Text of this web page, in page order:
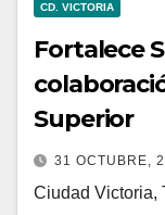
CD. VICTORIA
Fortalece
Superior
31 OCTUBRE,
Ciudad Victoria,